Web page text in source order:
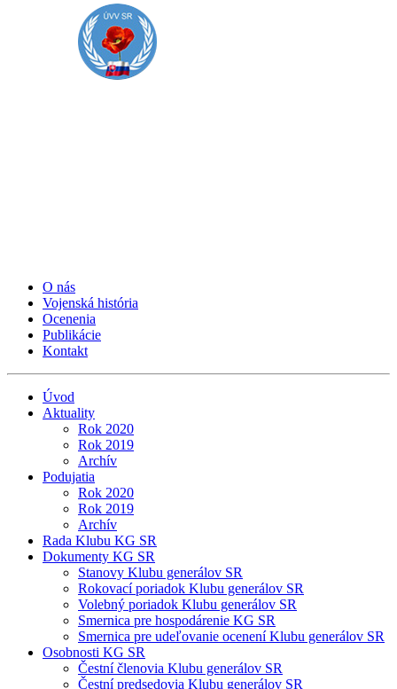
O nás
Vojenská história
Ocenenia
Publikácie
Kontakt
Úvod
Aktuality
Rok 2020
Rok 2019
Archív
Podujatia
Rok 2020
Rok 2019
Archív
Rada Klubu KG SR
Dokumenty KG SR
Stanovy Klubu generálov SR
Rokovací poriadok Klubu generálov SR
Volebný poriadok Klubu generálov SR
Smernica pre hospodárenie KG SR
Smernica pre udeľovanie ocenení Klubu generálov SR
Osobnosti KG SR
Čestní členovia Klubu generálov SR
Čestní predsedovia Klubu generálov SR